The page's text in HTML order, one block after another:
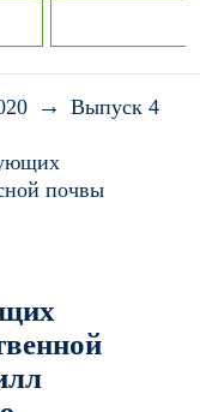
→ Выпуск 4
почвы